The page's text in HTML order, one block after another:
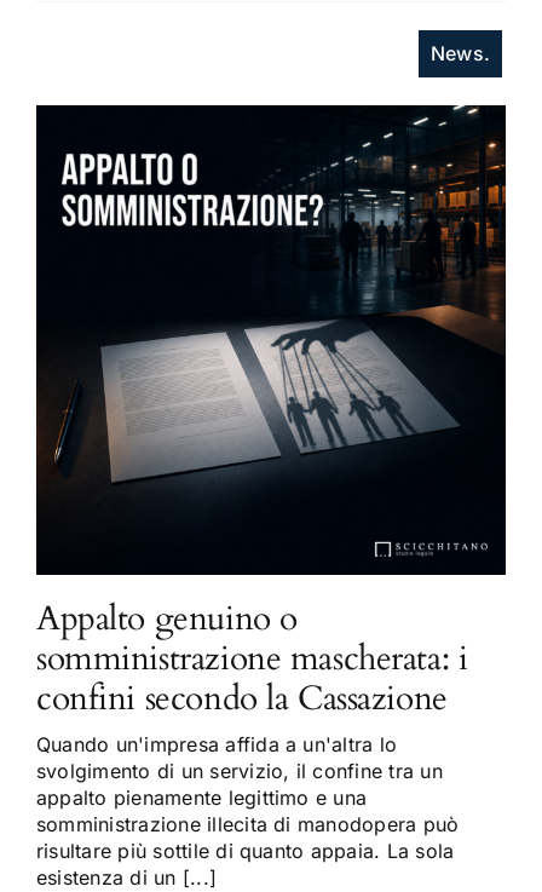
News.
Appalto genuino o
somministrazione mascherata: i
confini secondo la Cassazione
Quando un'impresa affida a un'altra lo
svolgimento di un servizio, il confine tra un
appalto pienamente legittimo e una
somministrazione illecita di manodopera può
risultare più sottile di quanto appaia. La sola
esistenza di un [...]